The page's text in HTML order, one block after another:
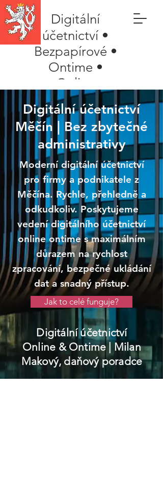
Digitální
účetnictví •
Bezpapírové •
Ontime •
Online
Digitální účetnictví
Měčín | Bez zbytečné
administrativy
Moderní digitální účetnictví
pro firmy a podnikatele z
Měčína. Rychle, přehledně a
odkudkoliv. Poskytujeme
vedení digitálního účetnictví
online ontime s maximálním
důrazem na rychlost
zpracování, bezpečné ukládání
dat a snadný přístup.
Jak to celé funguje?
Digitální účetnictví
Online & Ontime| Milan
Makový, daňový poradce